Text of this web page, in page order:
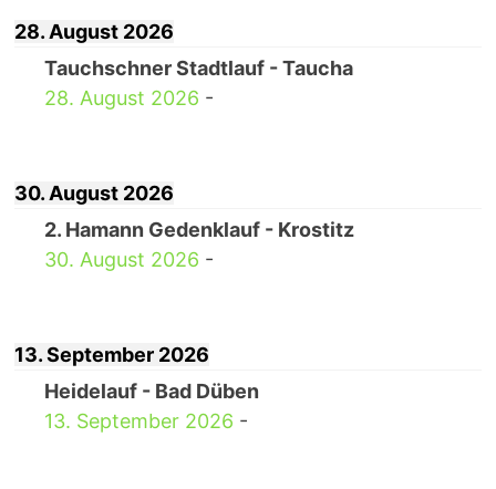
28. August 2026
Tauchschner Stadtlauf - Taucha
28. August 2026 -
30. August 2026
2. Hamann Gedenklauf - Krostitz
30. August 2026 -
13. September 2026
Heidelauf - Bad Düben
13. September 2026 -